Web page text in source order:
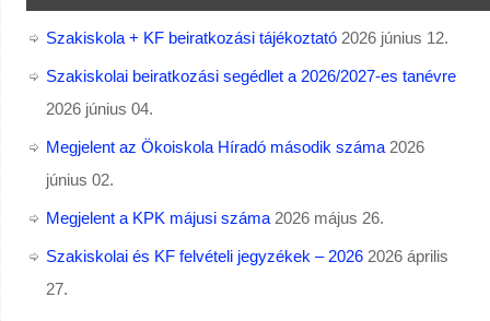
Szakiskola + KF beiratkozási tájékoztató 2026 június 12.
Szakiskolai beiratkozási segédlet a 2026/2027-es tanévre
2026 június 04.
Megjelent az Ökoiskola Híradó második száma 2026
június 02.
Megjelent a KPK májusi száma 2026 május 26.
Szakiskolai és KF felvételi jegyzékek – 2026 2026 április
27.